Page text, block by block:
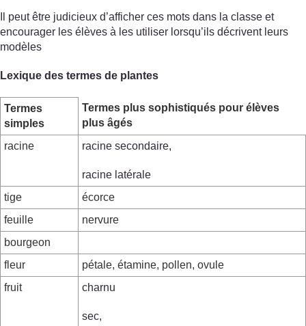
Il peut être judicieux d’afficher ces mots dans la classe et
encourager les élèves à les utiliser lorsqu’ils décrivent leurs
modèles
Lexique des termes de plantes
Termes
simples
Termes plus sophistiqués pour élèves
plus âgés
racine
racine secondaire,
racine latérale
tige
écorce
feuille
nervure
bourgeon
fleur
pétale, étamine, pollen, ovule
fruit
charnu
sec,